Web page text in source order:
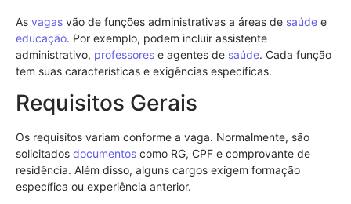
As vagas vão de funções administrativas a áreas de saúde e
educação. Por exemplo, podem incluir assistente
administrativo, professores e agentes de saúde. Cada função
tem suas características e exigências específicas.
Requisitos Gerais
Os requisitos variam conforme a vaga. Normalmente, são
solicitados documentos como RG, CPF e comprovante de
residência. Além disso, alguns cargos exigem formação
específica ou experiência anterior.